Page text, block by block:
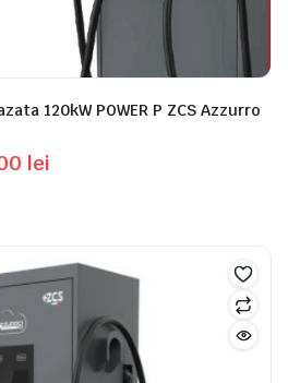
120kW POWER P ZCS Azzurro
lei